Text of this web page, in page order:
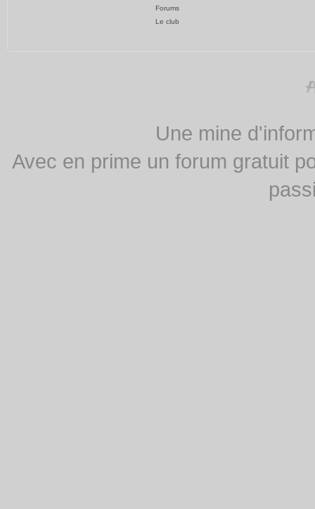
Forums
Le club
Une mine
Avec en prime un forum gratuit